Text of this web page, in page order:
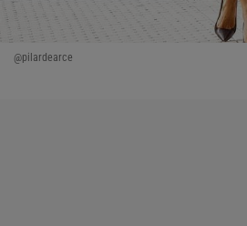
@pilardearce